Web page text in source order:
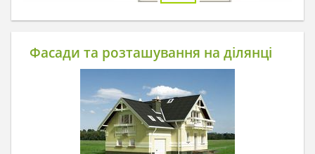
Фасади та розташування на ділянці